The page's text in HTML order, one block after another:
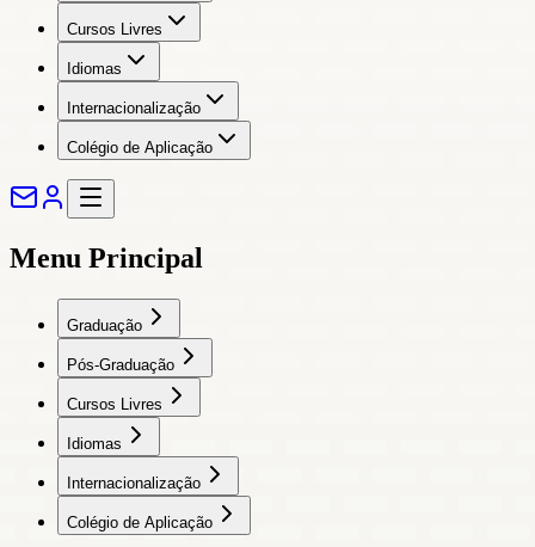
Cursos Livres
Idiomas
Internacionalização
Colégio de Aplicação
Menu Principal
Graduação
Pós-Graduação
Cursos Livres
Idiomas
Internacionalização
Colégio de Aplicação